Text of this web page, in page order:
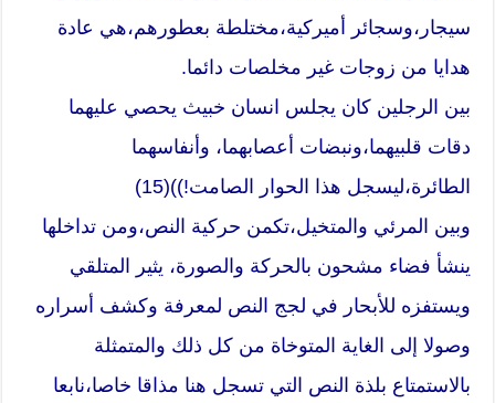
سيجار،وسجائر أميركية،مختلطة بعطورهم،هي عادة
هدايا من زوجات غير مخلصات دائما.
بين الرجلين كان يجلس انسان خبيث يحصي عليهما
دقات قلبيهما،ونبضات أعصابهما، وأنفاسهما
الطائرة،ليسجل هذا الحوار الصامت!))(15)
وبين المرئي والمتخيل،تكمن حركية النص،ومن تداخلها
ينشأ فضاء مشحون بالحركة والصورة، يثير المتلقي
ويستفزه للأبحار في لجج النص لمعرفة وكشف أسراره
وصولا إلى الغاية المتوخاة من كل ذلك والمتمثلة
بالاستمتاع بلذة النص التي تسجل هنا مذاقا خاصا،نابعا